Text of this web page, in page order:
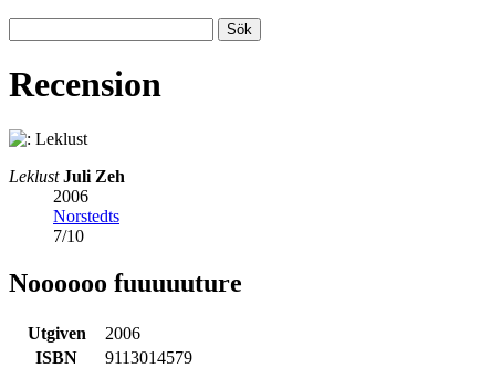
Recension
Leklust Juli Zeh
2006
Norstedts
7/10
Noooooo fuuuuuture
Utgiven
2006
ISBN
9113014579